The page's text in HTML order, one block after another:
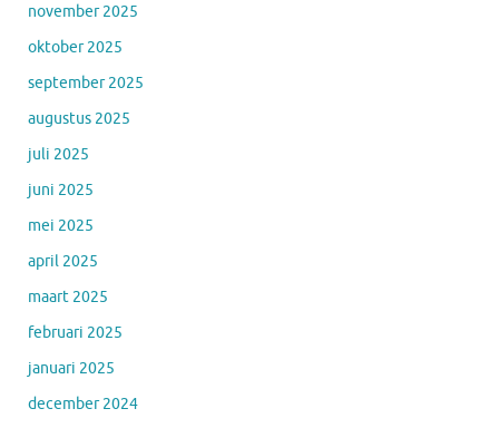
november 2025
oktober 2025
september 2025
augustus 2025
juli 2025
juni 2025
mei 2025
april 2025
maart 2025
februari 2025
januari 2025
december 2024